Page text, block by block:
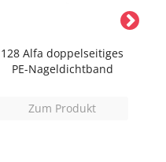
128 Alfa doppelseitiges
PE-Nageldichtband
Zum Produkt